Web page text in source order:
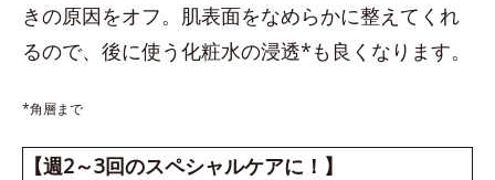
きの原因をオフ。肌表面をなめらかに整えてくれ
るので、後に使う化粧水の浸透*も良くなります。
*角層まで
【週2～3回のスペシャルケアに！】